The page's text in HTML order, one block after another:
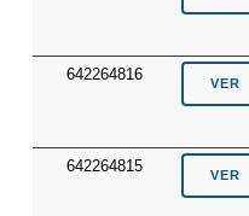
642264816
642264815